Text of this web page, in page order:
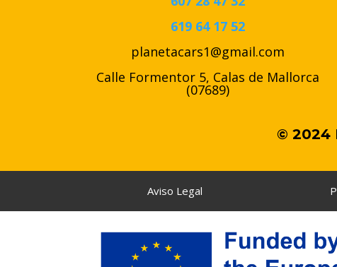
619 64 17 52
planetacars1@gmail.com
Calle Formentor 5, Calas de Mallorca
(07689)
© 2024
Aviso Legal